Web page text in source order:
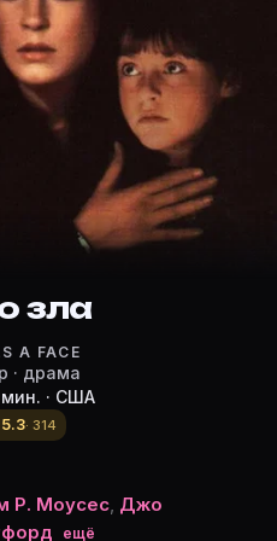
и роли «Лицо
зла
A FACE
· драма
мин. · США
· 314
Р. Моусес, Джо
ещё